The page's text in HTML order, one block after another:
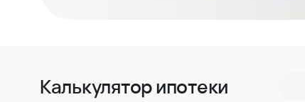
Калькулятор ипотеки